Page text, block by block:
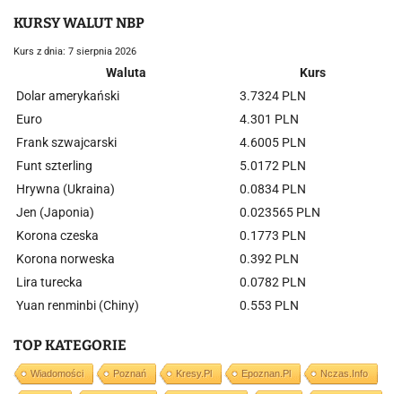
KURSY WALUT NBP
Kurs z dnia: 7 sierpnia 2026
Waluta
Kurs
Dolar amerykański
3.7324 PLN
Euro
4.301 PLN
Frank szwajcarski
4.6005 PLN
Funt szterling
5.0172 PLN
Hrywna (Ukraina)
0.0834 PLN
Jen (Japonia)
0.023565 PLN
Korona czeska
0.1773 PLN
Korona norweska
0.392 PLN
Lira turecka
0.0782 PLN
Yuan renminbi (Chiny)
0.553 PLN
TOP KATEGORIE
Wiadomości Poznań Kresy.pl Epoznan.pl Nczas.info